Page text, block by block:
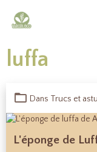
luffa
Dans Trucs et
L'éponge de